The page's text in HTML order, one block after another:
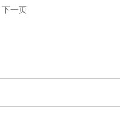
下一页